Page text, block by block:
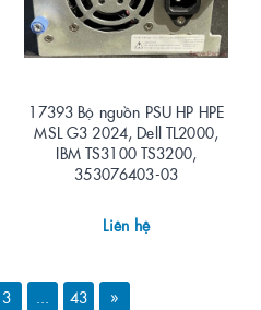
17393 Bộ nguồn PSU HP HPE
MSL G3 2024, Dell TL2000,
IBM TS3100 TS3200,
353076403-03
Liên hệ
3 ... 43 »